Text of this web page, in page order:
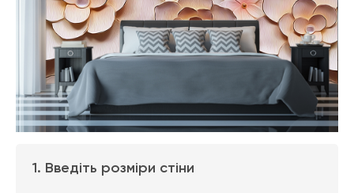
1. Введіть розміри стіни